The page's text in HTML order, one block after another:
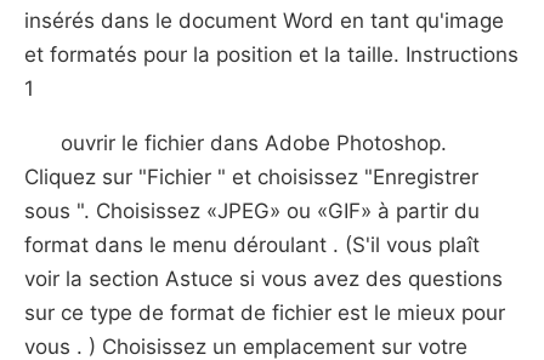
insérés dans le document Word en tant qu'image
et formatés pour la position et la taille. Instructions
1
ouvrir le fichier dans Adobe Photoshop.
Cliquez sur "Fichier " et choisissez "Enregistrer
sous ". Choisissez «JPEG» ou «GIF» à partir du
format dans le menu déroulant . (S'il vous plaît
voir la section Astuce si vous avez des questions
sur ce type de format de fichier est le mieux pour
vous . ) Choisissez un emplacement sur votre